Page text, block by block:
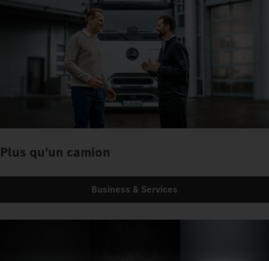
Plus qu'un camion
Business & Services